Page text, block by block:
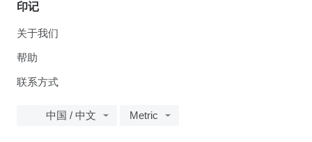
印记
关于我们
帮助
联系方式
中国 / 中文 Metric